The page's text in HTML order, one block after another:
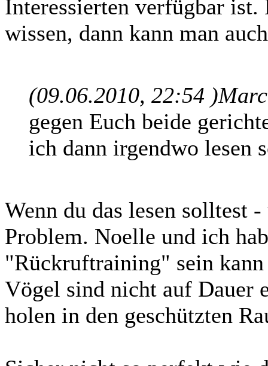
Interessierten verfügbar ist.
wissen, dann kann man
(09.06.2010, 22:54 )
gegen Euch beide
ich dann irgendwo lesen
Wenn du das lesen solltest
Problem. Noelle und ich
"Rückruftraining" sein
Vögel sind nicht auf Dauer
holen in den geschützten